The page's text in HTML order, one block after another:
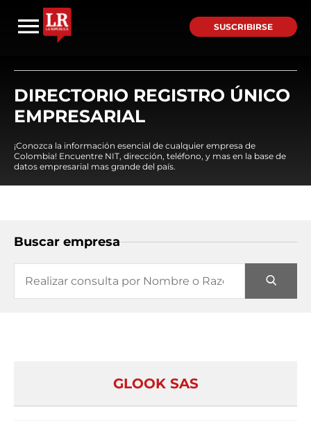
SUSCRIBIRSE
DIRECTORIO REGISTRO ÚNICO
EMPRESARIAL
¡Conozca la información esencial de cualquier empresa de
Colombia! Encuentre NIT, dirección, teléfono, y mas en la base de
datos empresarial mas grande del país.
Buscar empresa
GLOOK SAS